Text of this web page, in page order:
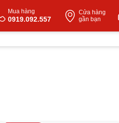
Mua hàng
0919.092.557
Cửa hàng
gần bạn